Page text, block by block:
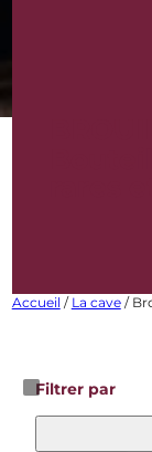
Accueil / La cave/
Filtrer par